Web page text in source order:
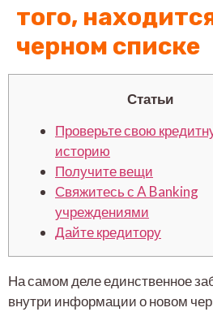
того,
черном списке
Статьи
Проверьте свою
историю
Получите вещи
Свяжитесь с A Banking
учреждениями
Дайте кредитору
На самом деле единственное
внутри информации о новом